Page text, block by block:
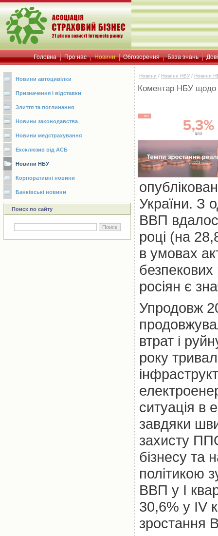
Головна Про нас Новини Обговорення База знань
Новини автоцивілки
Призначення і відставки
Злиття та поглинання
Новини законодавства
Новини медстрахування
Ексклюзив від АСБ
Новини НБУ
Корпоративні новини
Банківські новини
Поиск по сайту
Новини / Новини НБУ / Новини
Коментар НБУ щодо
України. З
ВВП
році (на
в умовах
безпекових
росіян є
Упродовж
втрат і
року
ситуація в
завдяки
захисту
бізнесу та
політикою
ВВП у І
30,6% у ІV
зростання